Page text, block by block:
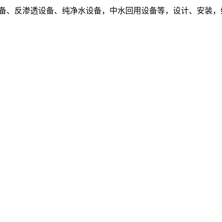
反渗透设备、纯净水设备，中水回用设备等，设计、安装，